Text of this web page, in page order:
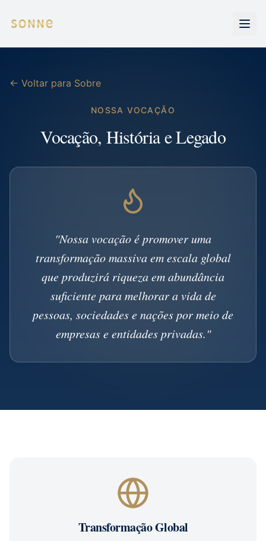
← Voltar para Sobre
NOSSA VOCAÇÃO
Vocação, História e Legado
"Nossa vocação é promover uma
transformação massiva em escala global
que produzirá riqueza em abundância
suficiente para melhorar a vida de
pessoas, sociedades e nações por meio de
empresas e entidades privadas."
Transformação Global